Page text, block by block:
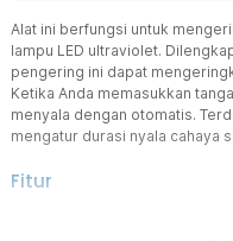
Alat ini berfungsi untuk
lampu LED ultraviolet.
pengering ini dapat
Ketika Anda memasukkan
menyala dengan otomatis.
mengatur durasi nyala cahaya
Fitur